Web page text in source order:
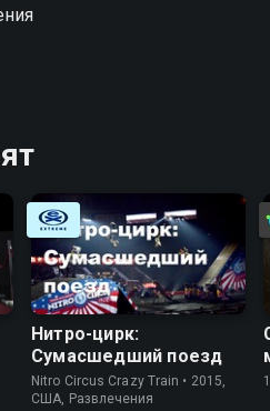
Нитро-цирк:
Сумасшедший поезд
Nitro Circus Crazy Train • 2015,
США, Развлечения